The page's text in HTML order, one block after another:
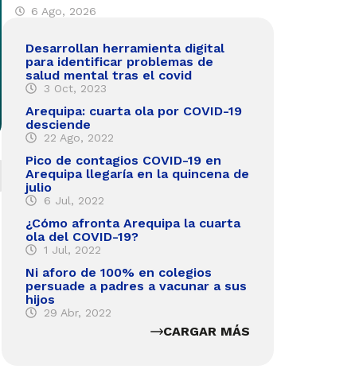
6 Ago, 2026
Desarrollan herramienta digital
para identificar problemas de
salud mental tras el covid
3 Oct, 2023
Arequipa: cuarta ola por COVID-19
desciende
22 Ago, 2022
Pico de contagios COVID-19 en
Arequipa llegaría en la quincena de
julio
6 Jul, 2022
¿Cómo afronta Arequipa la cuarta
ola del COVID-19?
1 Jul, 2022
Ni aforo de 100% en colegios
persuade a padres a vacunar a sus
hijos
29 Abr, 2022
CARGAR MÁS